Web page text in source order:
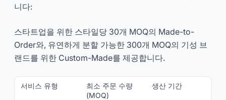
니다:
스타트업을 위한 스타일당 30개 MOQ의 Made-to-
Order와, 유연하게 분할 가능한 300개 MOQ의 기성 브
랜드를 위한 Custom-Made를 제공합니다.
서비스 유형
최소 주문 수량
(MOQ)
생산 기간